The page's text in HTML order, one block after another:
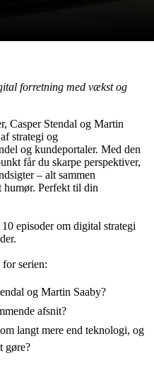
forretning med vækst og
Casper Stendal og Martin
strategi og
og kundeportaler. Med den
får du skarpe perspektiver,
– alt sammen
humør. Perfekt til din
episoder om digital strategi
serien:
og Martin Saaby?
afsnit?
langt mere end teknologi, og
gøre?